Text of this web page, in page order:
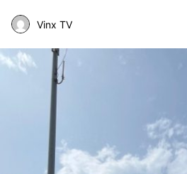
Vinx TV